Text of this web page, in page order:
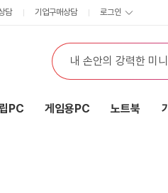
담 기업구매상담 로그인
PC 게임용PC 노트북